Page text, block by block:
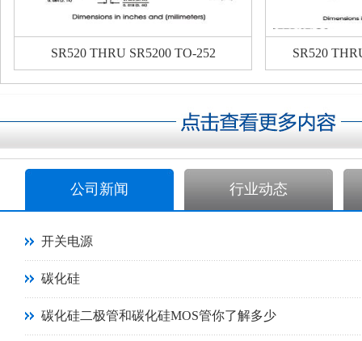
SR520 THRU SR5200 TO-252 SR520
公司新闻 行业动态
开关电源
碳化硅
碳化硅二极管和碳化硅MOS管你了解多少